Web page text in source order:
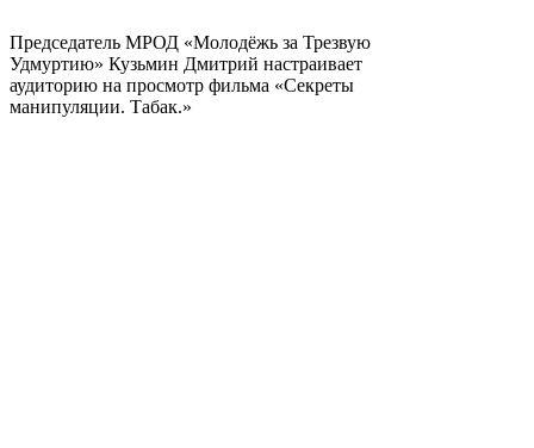
Председатель МРОД «Молодёжь за Трезвую
Удмуртию» Кузьмин Дмитрий настраивает
аудиторию на просмотр фильма «Секреты
манипуляции. Табак.»